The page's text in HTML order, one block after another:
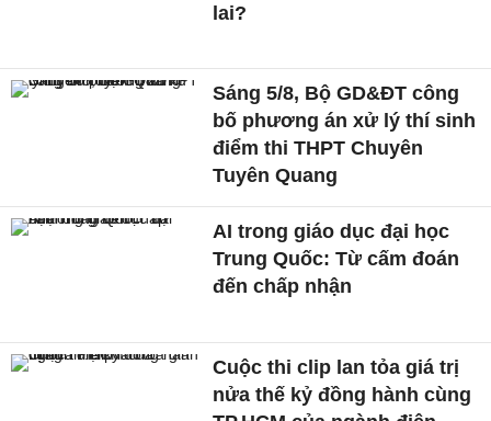
lai?
Sáng 5/8, Bộ GD&ĐT công
bố phương án xử lý thí sinh
điểm thi THPT Chuyên
Tuyên Quang
AI trong giáo dục đại học
Trung Quốc: Từ cấm đoán
đến chấp nhận
Cuộc thi clip lan tỏa giá trị
nửa thế kỷ đồng hành cùng